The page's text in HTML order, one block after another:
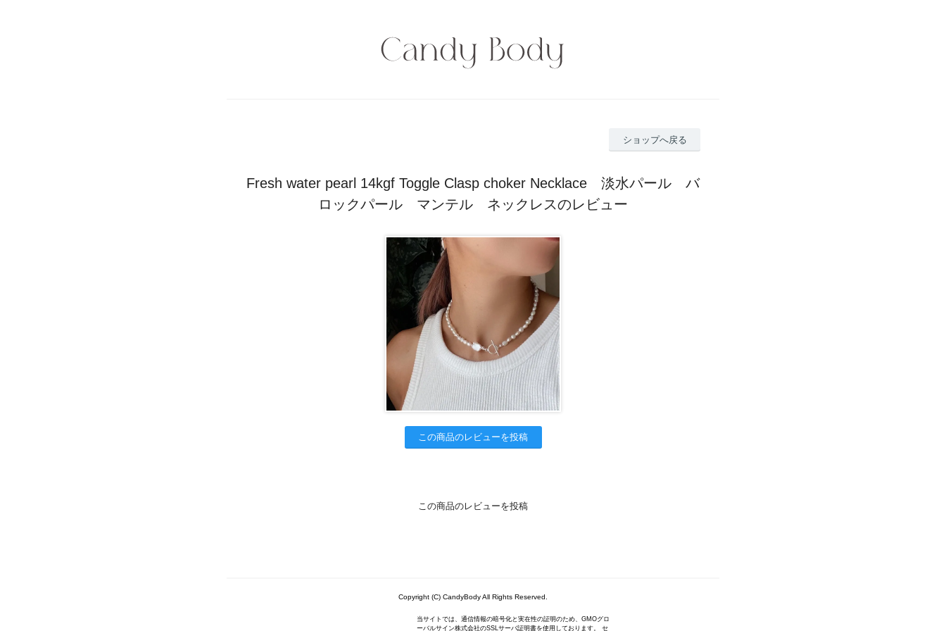
ショップへ戻る
Fresh water pearl 14kgf Toggle Clasp choker Necklace 淡水パール バ
ロックパール マンテル ネックレスのレビュー
この商品のレビューを投稿
この商品のレビューを投稿
Copyright (C) CandyBody All Rights Reserved.
当サイトでは、通信情報の暗号化と実在性の証明のため、GMOグロ
ーバルサイン株式会社のSSLサーバ証明書を使用しております。 セ